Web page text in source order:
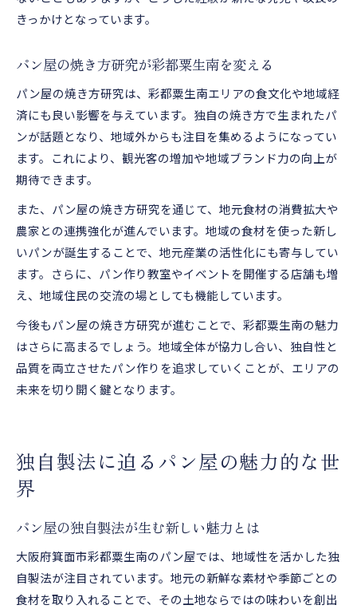
きっかけとなっています。
パン屋の焼き方研究が彩都粟生南を変える
パン屋の焼き方研究は、彩都粟生南エリアの食文化や地域経
済にも良い影響を与えています。独自の焼き方で生まれたパ
ンが話題となり、地域外からも注目を集めるようになってい
ます。これにより、観光客の増加や地域ブランド力の向上が
期待できます。
また、パン屋の焼き方研究を通じて、地元食材の消費拡大や
農家との連携強化が進んでいます。地域の食材を使った新し
いパンが誕生することで、地元産業の活性化にも寄与してい
ます。さらに、パン作り教室やイベントを開催する店舗も増
え、地域住民の交流の場としても機能しています。
今後もパン屋の焼き方研究が進むことで、彩都粟生南の魅力
はさらに高まるでしょう。地域全体が協力し合い、独自性と
品質を両立させたパン作りを追求していくことが、エリアの
未来を切り開く鍵となります。
独自製法に迫るパン屋の魅力的な世
界
パン屋の独自製法が生む新しい魅力とは
大阪府箕面市彩都粟生南のパン屋では、地域性を活かした独
自製法が注目されています。地元の新鮮な素材や季節ごとの
食材を取り入れることで、その土地ならではの味わいを創出